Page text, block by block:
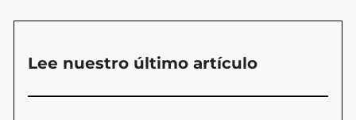
Lee nuestro último artículo